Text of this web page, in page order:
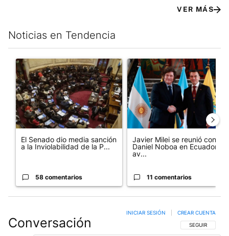
VER MÁS
Noticias en Tendencia
Este listado muestra los artículos con más comentarios en los
Un artículo de tendencia con el título "El Senado dio media
El Senado dio media sanción
a la Inviolabilidad de la P...
58 comentarios
Un artículo de tendencia con
Javier Milei se reunió con
Daniel Noboa en Ecuador y
av...
11 comentarios
Conversación SIGA ESTA
SEGUIR
INICIAR SESIÓN CREAR CUENTA